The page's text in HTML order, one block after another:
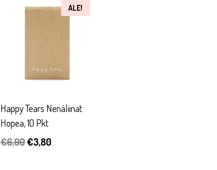
ALE!
Happy Tears Nenäliinat
Hopea, 10 Pkt
€6,90 Alkuperäinen
€3,80Nykyinen